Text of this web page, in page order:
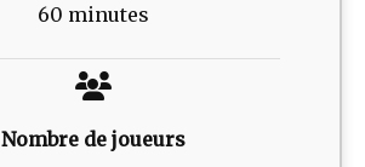
60 minutes
Nombre de joueurs